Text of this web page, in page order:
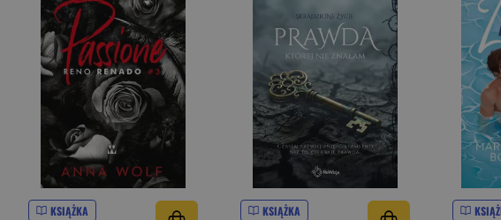
KSIĄŻKA KSIĄŻKA